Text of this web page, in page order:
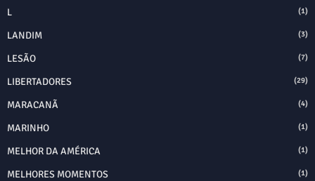
L (1)
LANDIM (3)
LESÃO (7)
LIBERTADORES (29)
MARACANÃ (4)
MARINHO (1)
MELHOR DA AMÉRICA (1)
MELHORES MOMENTOS (1)